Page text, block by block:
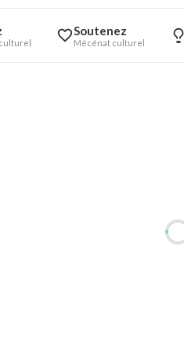
Soutenez
Mécénat culturel